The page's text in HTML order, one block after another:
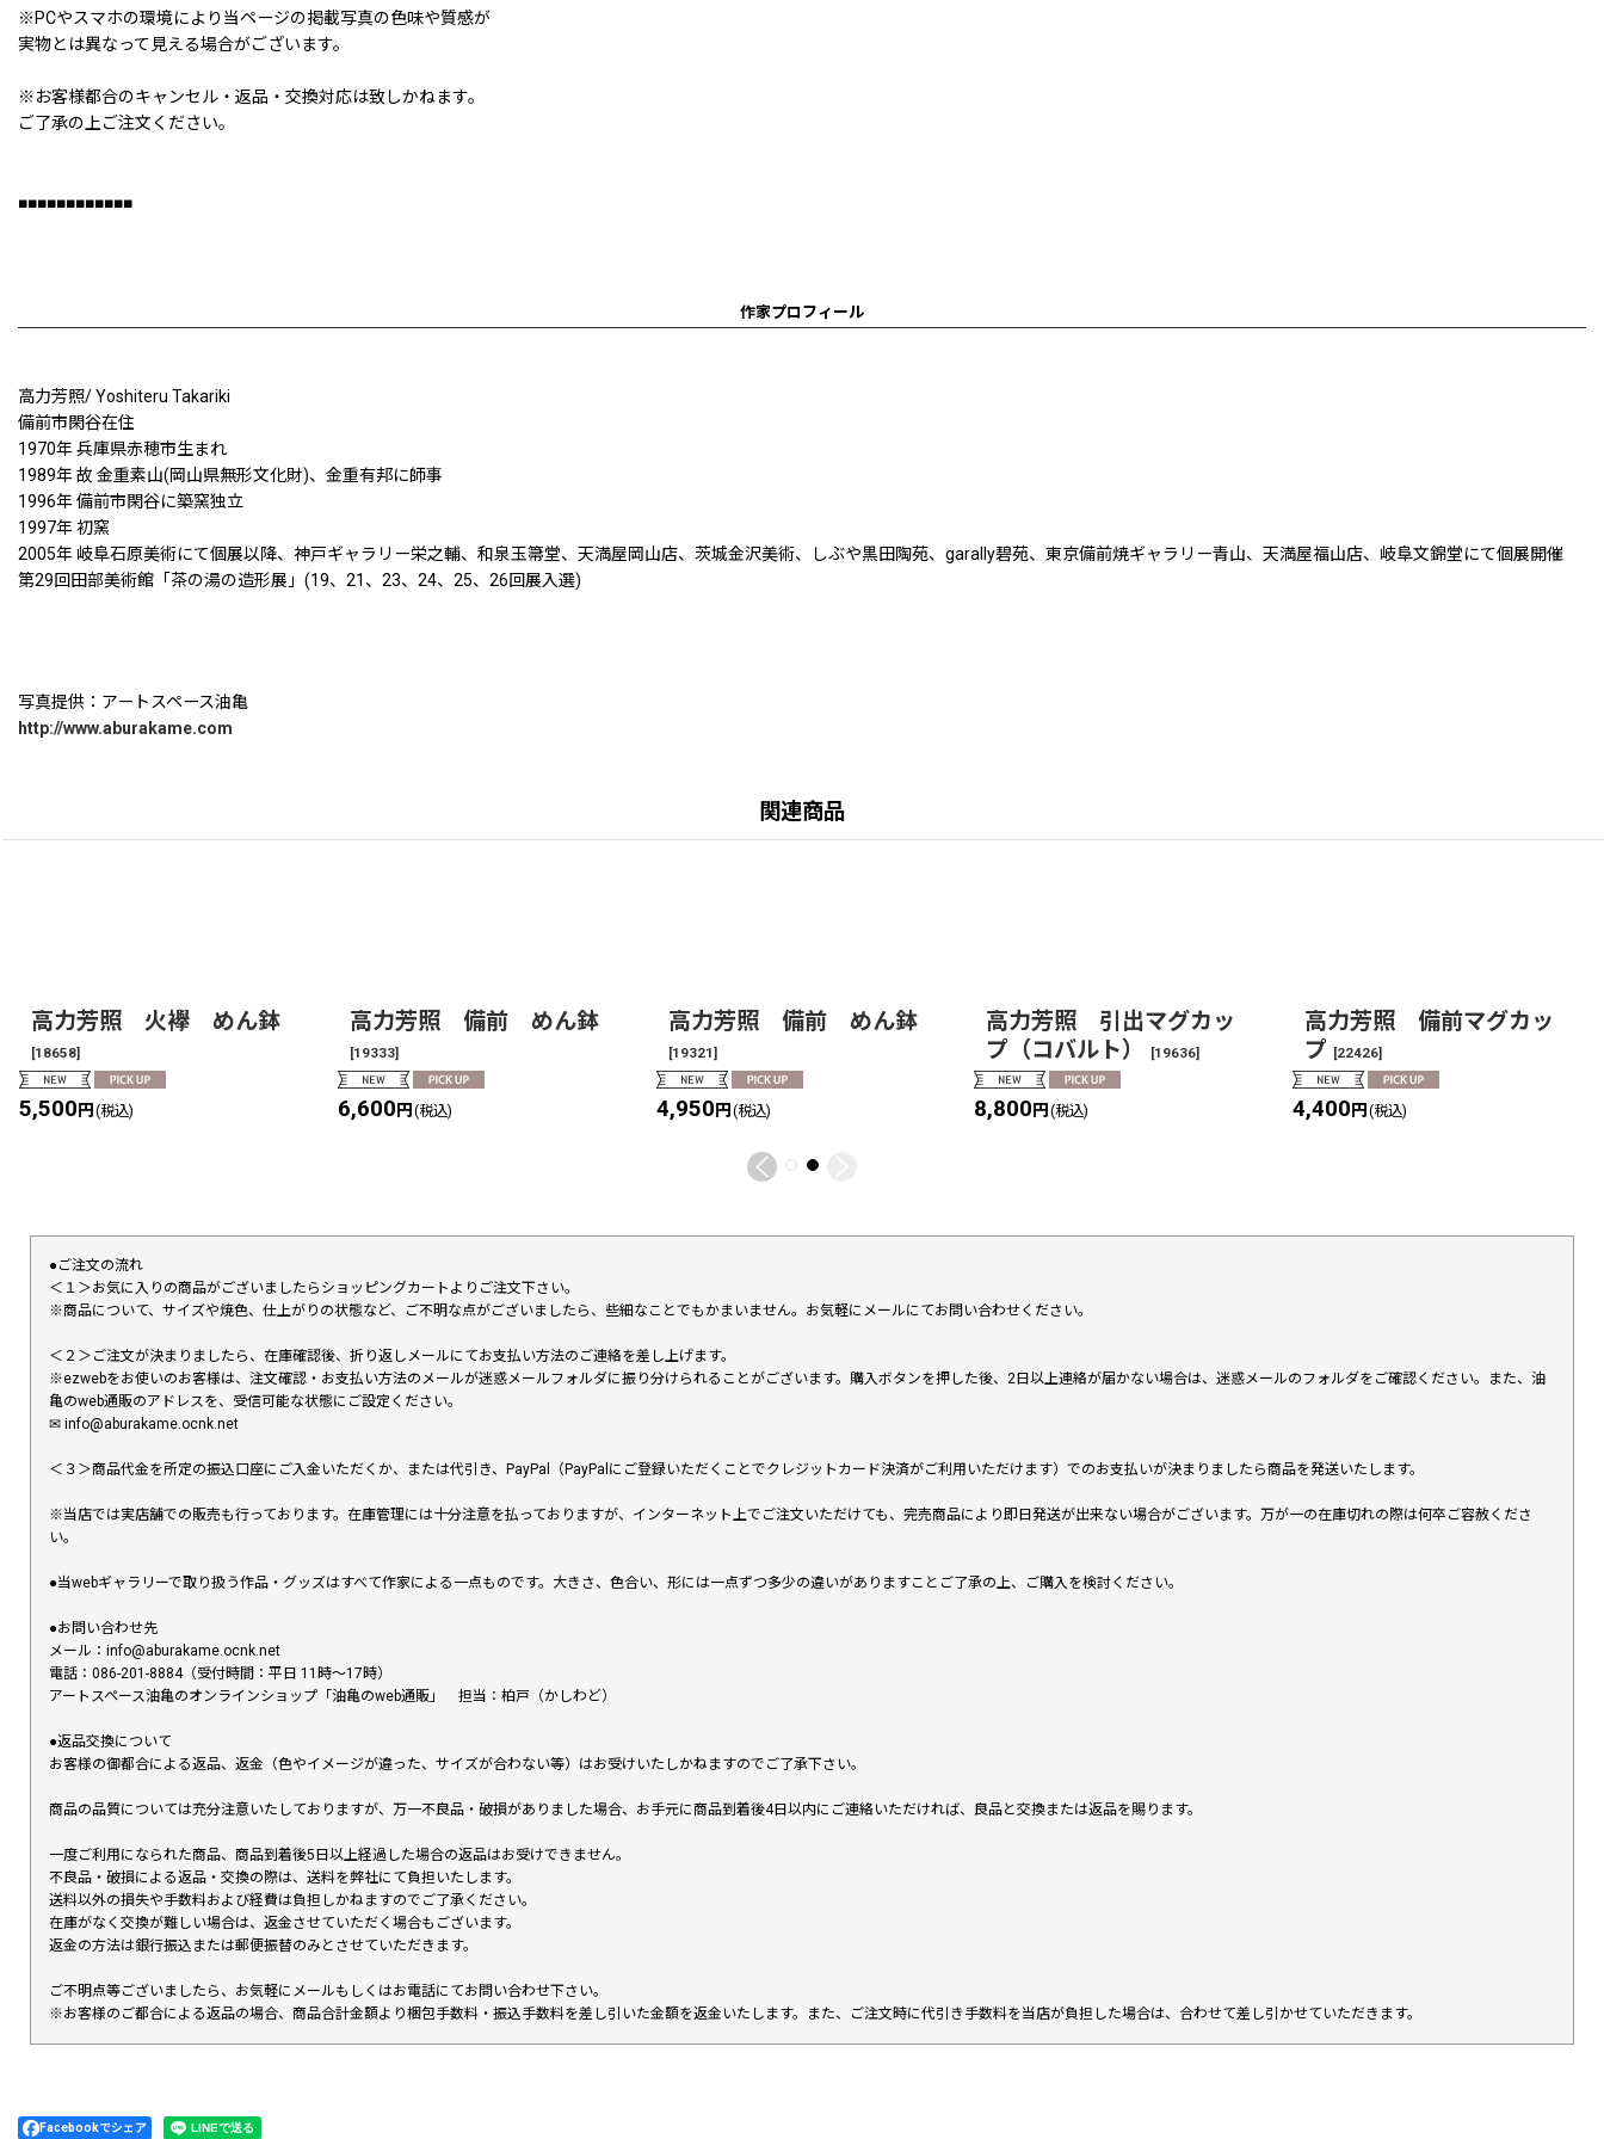
※PCやスマホの環境により当ページの掲載写真の色味や質感が
実物とは異なって見える場合がございます。
※お客様都合のキャンセル・返品・交換対応は致しかねます。
ご了承の上ご注文ください。
■■■■■■■■■■■■
作家プロフィール
高力芳照/ Yoshiteru Takariki
備前市閑谷在住
1970年 兵庫県赤穂市生まれ
1989年 故 金重素山(岡山県無形文化財)、金重有邦に師事
1996年 備前市閑谷に築窯独立
1997年 初窯
2005年 岐阜石原美術にて個展以降、神戸ギャラリー栄之輔、和泉玉箒堂、天満屋岡山店、茨城金沢美術、しぶや黒田陶苑、garally碧苑、東京備前焼ギャラリー青山、天満屋福山店、岐阜文錦堂にて個展開催
第29回田部美術館「茶の湯の造形展」(19、21、23、24、25、26回展入選)
写真提供：アートスペース油亀
http://www.aburakame.com
関連商品
高力芳照 火襷 めん鉢
[18658]
5,500円 (税込)
高力芳照 備前 めん鉢
[19333]
6,600円 (税込)
高力芳照 備前 めん鉢
[19321]
4,950円 (税込)
高力芳照 引出マグカッ
プ（コバルト）
[19636]
8,800円 (税込)
高力芳照 備前マグカッ
プ [22426]
4,400円 (税込)
●ご注文の流れ
＜１＞お気に入りの商品がございましたらショッピングカートよりご注文下さい。
※商品について、サイズや焼色、仕上がりの状態など、ご不明な点がございましたら、些細なことでもかまいません。お気軽にメールにてお問い合わせください。
＜２＞ご注文が決まりましたら、在庫確認後、折り返しメールにてお支払い方法のご連絡を差し上げます。
※ezwebをお使いのお客様は、注文確認・お支払い方法のメールが迷惑メールフォルダに振り分けられることがございます。購入ボタンを押した後、2日以上連絡が届かない場合は、迷惑メールのフォルダをご確認ください。また、油
亀のweb通販のアドレスを、受信可能な状態にご設定ください。
✉︎ info@aburakame.ocnk.net
＜３＞商品代金を所定の振込口座にご入金いただくか、または代引き、PayPal（PayPalにご登録いただくことでクレジットカード決済がご利用いただけます）でのお支払いが決まりましたら商品を発送いたします。
※当店では実店舗での販売も行っております。在庫管理には十分注意を払っておりますが、インターネット上でご注文いただけても、完売商品により即日発送が出来ない場合がございます。万が一の在庫切れの際は何卒ご容赦くださ
い。
●当webギャラリーで取り扱う作品・グッズはすべて作家による一点ものです。大きさ、色合い、形には一点ずつ多少の違いがありますことご了承の上、ご購入を検討ください。
●お問い合わせ先
メール：info@aburakame.ocnk.net
電話：086-201-8884（受付時間：平日 11時〜17時）
アートスペース油亀のオンラインショップ「油亀のweb通販」 担当：柏戸（かしわど）
●返品交換について
お客様の御都合による返品、返金（色やイメージが違った、サイズが合わない等）はお受けいたしかねますのでご了承下さい。
商品の品質については充分注意いたしておりますが、万一不良品・破損がありました場合、お手元に商品到着後4日以内にご連絡いただければ、良品と交換または返品を賜ります。
一度ご利用になられた商品、商品到着後5日以上経過した場合の返品はお受けできません。
不良品・破損による返品・交換の際は、送料を弊社にて負担いたします。
送料以外の損失や手数料および経費は負担しかねますのでご了承ください。
在庫がなく交換が難しい場合は、返金させていただく場合もございます。
返金の方法は銀行振込または郵便振替のみとさせていただきます。
ご不明点等ございましたら、お気軽にメールもしくはお電話にてお問い合わせ下さい。
※お客様のご都合による返品の場合、商品合計金額より梱包手数料・振込手数料を差し引いた金額を返金いたします。また、ご注文時に代引き手数料を当店が負担した場合は、合わせて差し引かせていただきます。
Facebookでシェア